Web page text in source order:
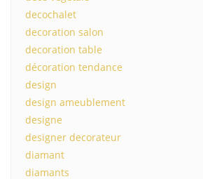
decochalet
decoration salon
decoration table
décoration tendance
design
design ameublement
designe
designer decorateur
diamant
diamants